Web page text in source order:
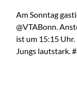
Am Sonntag
@VTABonn.
ist um 15:15
Jungs lautstark.